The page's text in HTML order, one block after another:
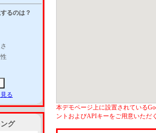
るのは？
る
グ
本デモページ上に設置されている
ントおよびAPIキーをご用意いただ